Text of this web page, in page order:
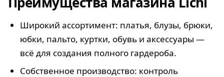
Широкий ассортимент: платья, блузы, брюки,
юбки, пальто, куртки, обувь и аксессуары —
всё для создания полного гардероба.
Собственное производство: контроль